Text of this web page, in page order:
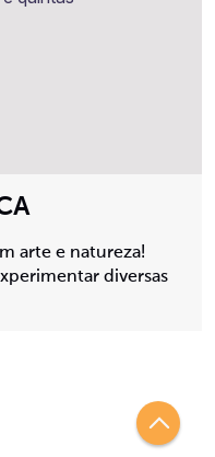
arte e natureza!
diversas